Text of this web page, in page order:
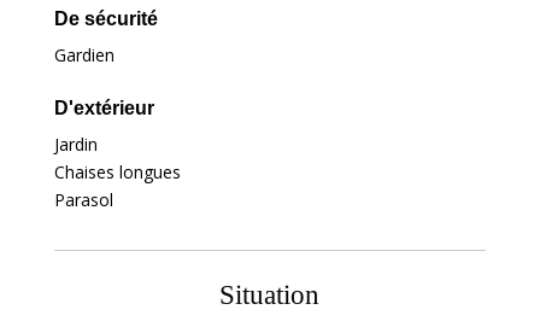
De sécurité
Gardien
D'extérieur
Jardin
Chaises longues
Parasol
Situation